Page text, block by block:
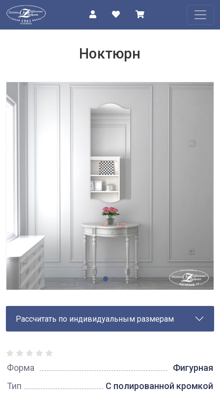
ПРОЕКТЫ
Ноктюрн
Рассчитать по индивидуальным размерам
Форма
Фигурная
Тип
С полированной кромкой